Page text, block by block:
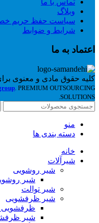
تماس با ما
وبلاگ
سیاست حفظ حریم
شرایط و ضوابط
اعتماد به ما
کلیه حقوق مادی و معنوی
. PREMIUM OUTSOURCING
SOLUTIONS.
منو
دسته بندی ها
خانه
شیرآلات
شیر روشویی
شیر
شیر توالت
شیر ظرفشویی
ظرفشویی
شیر